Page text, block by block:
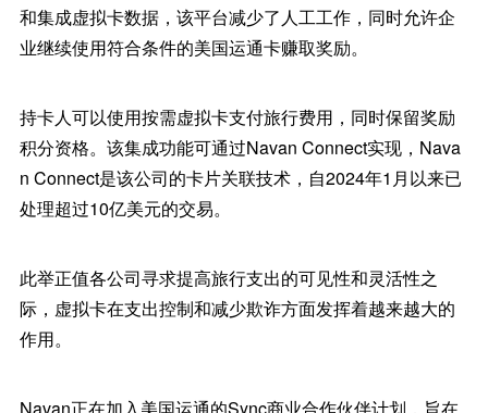
和集成虚拟卡数据，该平台减少了人工工作，同时允许企
业继续使用符合条件的美国运通卡赚取奖励。
持卡人可以使用按需虚拟卡支付旅行费用，同时保留奖励
积分资格。该集成功能可通过Navan Connect实现，Nava
n Connect是该公司的卡片关联技术，自2024年1月以来已
处理超过10亿美元的交易。
此举正值各公司寻求提高旅行支出的可见性和灵活性之
际，虚拟卡在支出控制和减少欺诈方面发挥着越来越大的
作用。